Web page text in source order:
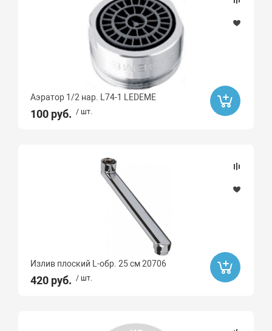
Аэратор 1/2 нар. L74-1 LEDEME
100 руб. / шт.
Излив плоский L-обр. 25 см 20706
420 руб. / шт.